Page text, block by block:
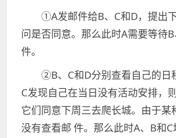
①A发邮件给B、C和D，提出下
问是否同意。那么此时A需要等待
件。
②B、C和D分别查看自己的日程
C发现自己在当日没有活动安排，
它们同意下周三去爬长城。由于某
没有查看邮 件。那么此时A、B和C